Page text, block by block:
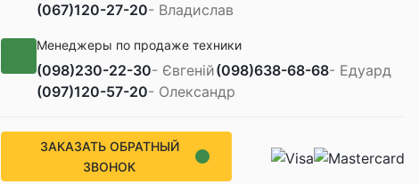
(067)120-27-20- Владислав
Менеджеры по продаже техники
(098)230-22-30- Євгеній(098)638-68-68- Едуард
(097)120-57-20- Олександр
ЗАКАЗАТЬ ОБРАТНЫЙ
ЗВОНОК